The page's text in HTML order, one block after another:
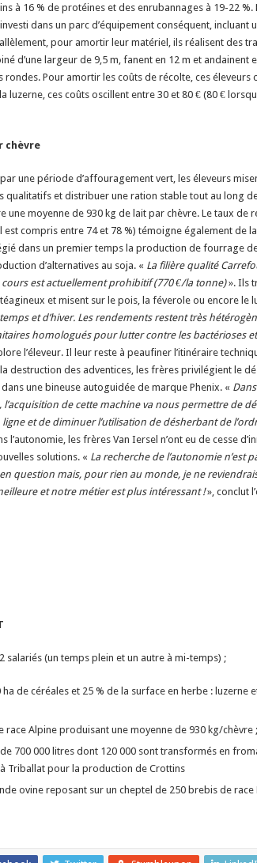
à 16 % de protéines et des enrubannages à 19-22
dans un parc d’équipement conséquent, incluant
pour amortir leur matériel, ils réalisent des
d’une largeur de 9,5 m, fanent en 12 m et andainent
rondes. Pour amortir les coûts de récolte, ces éleveurs
luzerne, ces coûts oscillent entre 30 et 80 € (80 €
chèvre
une période d’affouragement vert, les éleveurs
qualitatifs et distribuer une ration stable tout au long de
une moyenne de 930 kg de lait par chèvre. Le taux de
est compris entre 74 et 78 %) témoigne également de
dans un premier temps la production de fourrage
d’alternatives au soja. « La filière qualité
est actuellement prohibitif (770 €/la tonne) ». Ils
et misent sur le pois, la féverole ou encore le
et d’hiver. Les rendements restent très
homologués pour lutter contre les bactérioses
l’éleveur. Il leur reste à peaufiner l’itinéraire
destruction des adventices, les frères privilégient le
dans une bineuse autoguidée de marque Phenix. «
de cette machine va nous permettre de
et de diminuer l’utilisation de désherbant de
l’autonomie, les frères Van Iersel n’ont eu de cesse
solutions. « La recherche de l’autonomie n’est
question mais, pour rien au monde, je ne
et notre métier est plus intéressant !» , conclut
salariés (un temps plein et un autre à mi-temps) ;
ha de céréales et 25 % de la surface en herbe : luzerne
race Alpine produisant une moyenne de 930 kg/chèvre ;
700 000 litres dont 120 000 sont transformés en
Triballat pour la production de Crottins
ovine reposant sur un cheptel de 250 brebis de race